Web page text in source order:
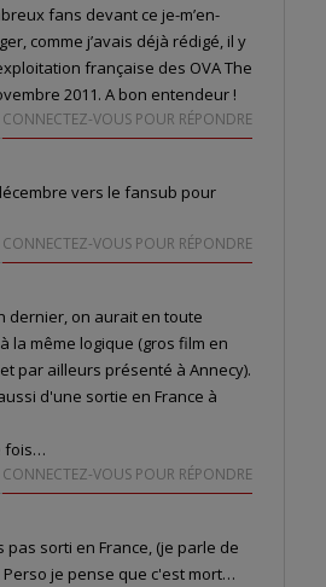
fans devant ce je-m’en-
comme j’avais déjà rédigé, il y
française des OVA The
2011. A bon entendeur !
CONNECTEZ-VOUS POUR RÉPONDRE
vers le fansub pour
CONNECTEZ-VOUS POUR RÉPONDRE
dernier, on aurait en toute
la même logique (gros film en
par ailleurs présenté à Annecy).
d'une sortie en France à
fois…
CONNECTEZ-VOUS POUR RÉPONDRE
sorti en France, (je parle de
Perso je pense que c'est mort…